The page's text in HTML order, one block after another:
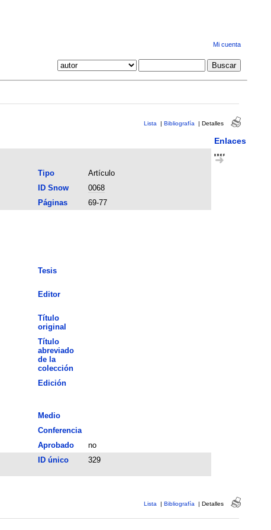
Mi cuenta
Lista | Bibliografía | Detalles
Enlaces
Tipo
Artículo
ID Snow
0068
Páginas
69-77
Tesis
Editor
Título
original
Título
abreviado
de la
colección
Edición
Medio
Conferencia
Aprobado
no
ID único 329
Lista | Bibliografía | Detalles